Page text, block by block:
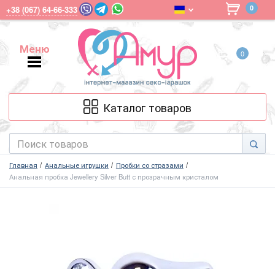
+38 (067) 64-66-333 0
Меню
Меню
0
Каталог товаров
Главная Анальные игрушки
Пробки со стразами
Анальная пробка Jewellery Silver Butt с прозрачным кристалом